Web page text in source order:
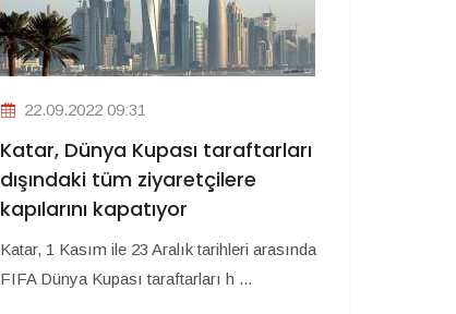
22.09.2022 09:31
Katar, Dünya Kupası taraftarları
dışındaki tüm ziyaretçilere
kapılarını kapatıyor
Katar, 1 Kasım ile 23 Aralık tarihleri arasında
FIFA Dünya Kupası taraftarları h ...